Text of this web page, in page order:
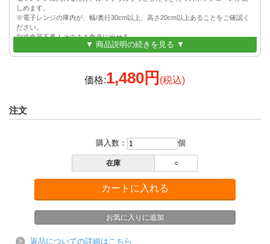
しめます。
※電子レンジの庫内が、幅/奥行30cm以上、高さ20cm以上あることをご確認く
ださい。
別途食器不要！そのまま食卓に出せる
電磁レンジから出したら、味付けして食べるだけ、食器を用意することがな
シンプルな塩味から人気のフレーバーまで、いろんな味を楽しめる
んなアレンジを楽しめます。
パーティーやお子様のおやつに
作用のあるポリフェノールが豊富に含まれてます。
柔らかく、汚れやにおいがつきにくく、耐熱性(220℃)に優れたシリコーン素材
折りたたんでコンパクト収納
高さ6cmまでおりたためるので、使わないときはコンパクトに収納できます。
プレゼントにもおすすめ
す。
▼ 商品説明の続きを見る ▼
価格:1,480円 (税込)
注文
購入数： 個
在庫 ○
返品についての詳細はこちら